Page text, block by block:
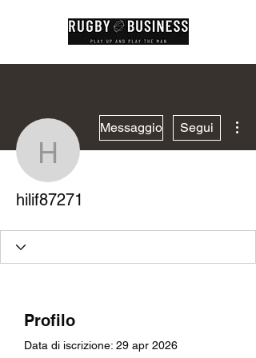
hilif87271
Messaggio Segui
hilif87271
Profilo
Data di iscrizione: 29 apr 2026